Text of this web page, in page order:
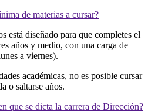
de materias a cursar?
está diseñado para que completes el
años y medio, con una carga de
a viernes).
académicas, no es posible cursar
o saltarse años.
que se dicta la carrera de Dirección?